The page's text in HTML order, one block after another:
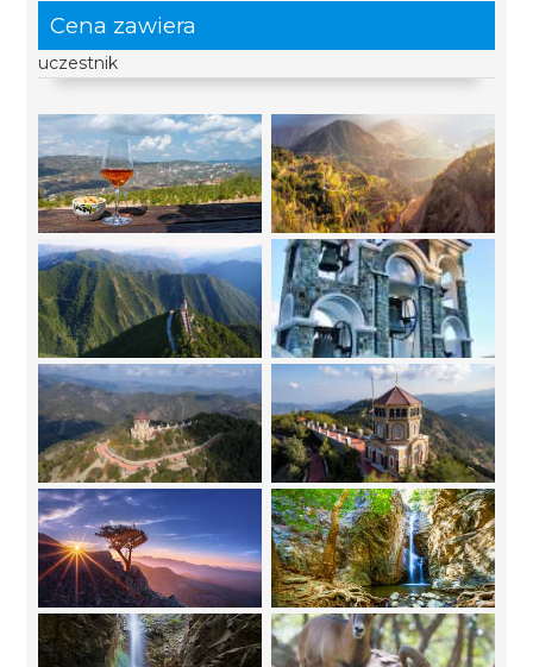
Cena zawiera
uczestnik